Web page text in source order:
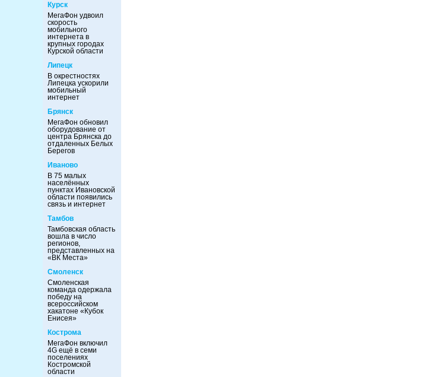
Курск
МегаФон удвоил
скорость
мобильного
интернета в
крупных городах
Курской области
Липецк
В окрестностях
Липецка ускорили
мобильный
интернет
Брянск
МегаФон обновил
оборудование от
центра Брянска до
отдаленных Белых
Берегов
Иваново
В 75 малых
населённых
пунктах Ивановской
области появились
связь и интернет
Тамбов
Тамбовская область
вошла в число
регионов,
представленных на
«ВК Места»
Смоленск
Смоленская
команда одержала
победу на
всероссийском
хакатоне «Кубок
Енисея»
Кострома
МегаФон включил
4G ещё в семи
поселениях
Костромской
области